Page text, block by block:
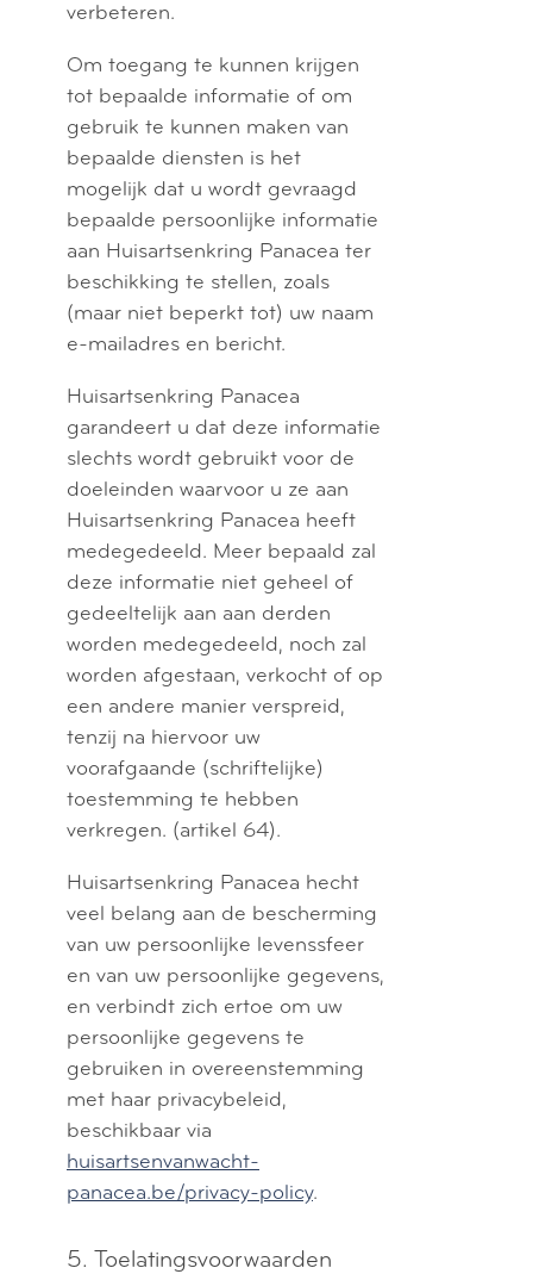
verbeteren.
Om toegang te kunnen krijgen
tot bepaalde informatie of om
gebruik te kunnen maken van
bepaalde diensten is het
mogelijk dat u wordt gevraagd
bepaalde persoonlijke informatie
aan Huisartsenkring Panacea ter
beschikking te stellen, zoals
(maar niet beperkt tot) uw naam
e-mailadres en bericht.
Huisartsenkring Panacea
garandeert u dat deze informatie
slechts wordt gebruikt voor de
doeleinden waarvoor u ze aan
Huisartsenkring Panacea heeft
medegedeeld. Meer bepaald zal
deze informatie niet geheel of
gedeeltelijk aan aan derden
worden medegedeeld, noch zal
worden afgestaan, verkocht of op
een andere manier verspreid,
tenzij na hiervoor uw
voorafgaande (schriftelijke)
toestemming te hebben
verkregen. (artikel 64).
Huisartsenkring Panacea hecht
veel belang aan de bescherming
van uw persoonlijke levenssfeer
en van uw persoonlijke gegevens,
en verbindt zich ertoe om uw
persoonlijke gegevens te
gebruiken in overeenstemming
met haar privacybeleid,
beschikbaar via
huisartsenvanwacht-
panacea.be/privacy-policy.
5. Toelatingsvoorwaarden